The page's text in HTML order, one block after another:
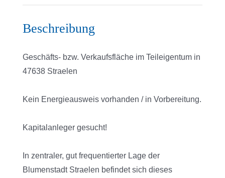
Beschreibung
Geschäfts- bzw. Verkaufsfläche im Teileigentum in
47638 Straelen
Kein Energieausweis vorhanden / in Vorbereitung.
Kapitalanleger gesucht!
In zentraler, gut frequentierter Lage der
Blumenstadt Straelen befindet sich dieses